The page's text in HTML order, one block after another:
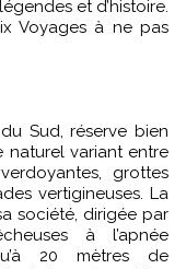
et d’histoire.
Voyages à ne pas
Sud, réserve bien
naturel variant entre
grottes
vertigineuses. La
société, dirigée par
à l’apnée
20 mètres de